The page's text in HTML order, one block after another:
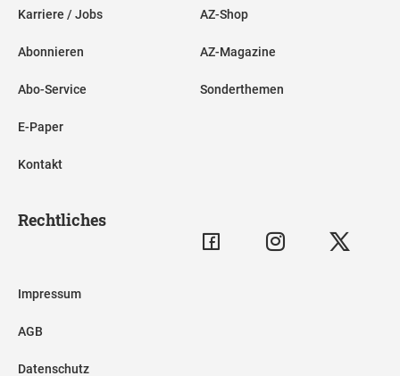
Karriere / Jobs
Abonnieren
Abo-Service
E-Paper
Kontakt
AZ-Shop
AZ-Magazine
Sonderthemen
Rechtliches
Impressum
AGB
Datenschutz